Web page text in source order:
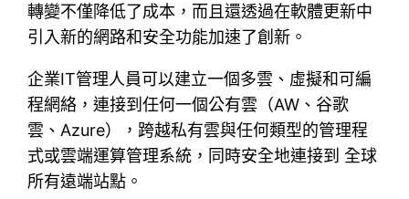
轉變不僅降低了成本，而且還透過在軟體更新中
引入新的網路和安全功能加速了創新。
企業IT管理人員可以建立一個多雲、虛擬和可編
程網絡，連接到任何一個公有雲（AW、谷歌
雲、Azure），跨越私有雲與任何類型的管理程
式或雲端運算管理系統，同時安全地連接到 全球
所有遠端站點。